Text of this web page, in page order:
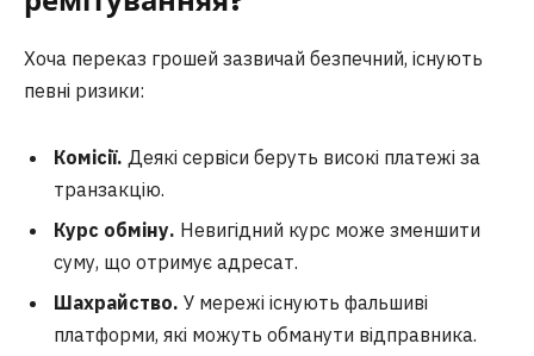
Хоча переказ грошей зазвичай безпечний, існують
певні ризики:
Комісії. Деякі сервіси беруть високі платежі за
транзакцію.
Курс обміну. Невигідний курс може зменшити
суму, що отримує адресат.
Шахрайство. У мережі існують фальшиві
платформи, які можуть обманути відправника.